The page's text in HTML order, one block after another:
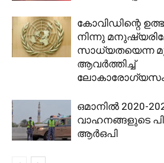
കോവിഡിന്റെ
നിന്നു
സാധ്യതയെന്ന
ആവർത്തിച്ച്
ഒമാനിൽ 2020-
വാഹനങ്ങളുടെ
ആര്‍ഒപി